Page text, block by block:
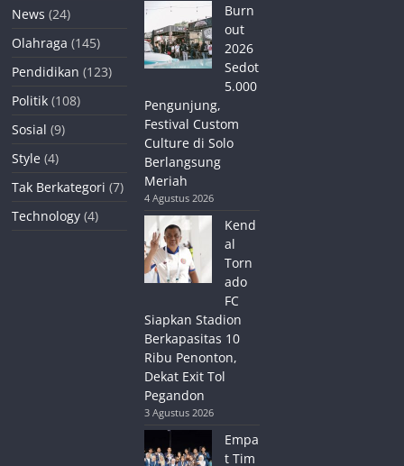
News (24)
Olahraga (145)
Pendidikan (123)
Politik (108)
Sosial (9)
Style (4)
Tak Berkategori (7)
Technology (4)
Burn
out
2026
Sedot
5.000
Pengunjung,
Festival Custom
Culture di Solo
Berlangsung
Meriah
4 Agustus 2026
Kend
al
Torn
ado
FC
Siapkan Stadion
Berkapasitas 10
Ribu Penonton,
Dekat Exit Tol
Pegandon
3 Agustus 2026
Empa
t Tim